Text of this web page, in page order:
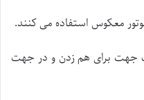
معکوس استفاده می کنند.
جهت برای هم زدن و در جهت